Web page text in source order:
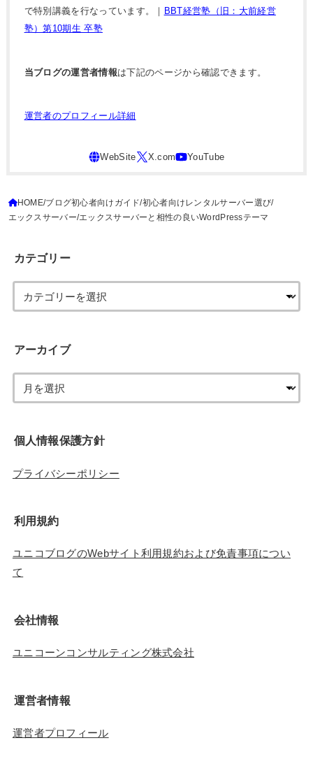
で特別講義を行なっています。｜ BBT経営塾（旧：大前経営
塾）第10期生 卒塾
当ブログの運営者情報は下記のページから確認できます。
運営者のプロフィール詳細
HOME ブログ初心者向けガイド 初心者向けレンタルサーバー選び
エックスサーバー エックスサーバーと相性の良いWordPressテーマ
カテゴリー
アーカイブ
個人情報保護方針
プライバシーポリシー
利用規約
ユニコブログのWebサイト利用規約および免責事項につい
て
会社情報
ユニコーンコンサルティング株式会社
運営者情報
運営者プロフィール